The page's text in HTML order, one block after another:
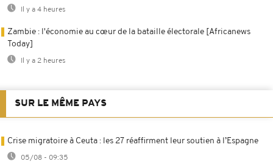
Il y a 4 heures
Zambie : l'économie au cœur de la bataille électorale [Africanews
Today]
Il y a 2 heures
SUR LE MÊME PAYS
Crise migratoire à Ceuta : les 27 réaffirment leur soutien à l’Espagne
05/08 - 09:35